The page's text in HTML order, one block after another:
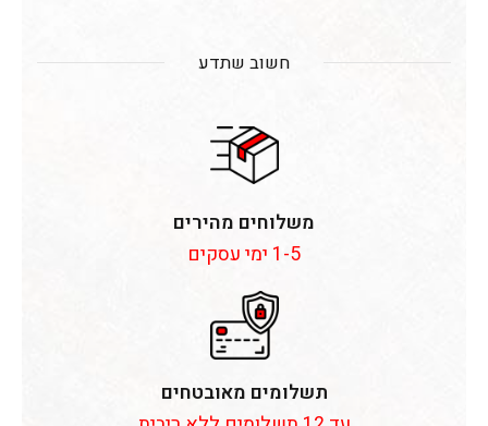
חשוב שתדע
משלוחים מהירים
1-5 ימי עסקים
תשלומים מאובטחים